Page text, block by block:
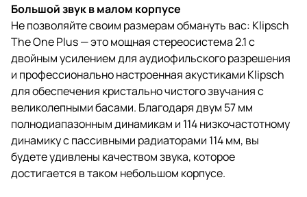
Большой звук в малом корпусе
Не позволяйте своим размерам обмануть вас: Klipsch
The One Plus — это мощная стереосистема 2.1 с
двойным усилением для аудиофильского разрешения
и профессионально настроенная акустиками Klipsch
для обеспечения кристально чистого звучания с
великолепными басами. Благодаря двум 57 мм
полнодиапазонным динамикам и 114 низкочастотному
динамику с пассивными радиаторами 114 мм, вы
будете удивлены качеством звука, которое
достигается в таком небольшом корпусе.